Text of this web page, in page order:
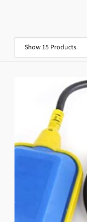
Show 15 Products